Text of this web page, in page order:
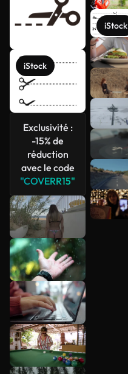
iStock
Exclusivité :
-15% de
réduction
avec le code
"COVERR15"
iStock